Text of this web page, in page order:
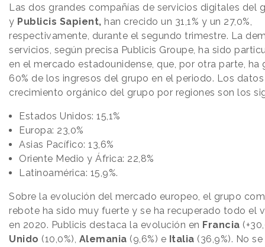
Las dos grandes compañías de servicios digitales del
y Publicis Sapient, han crecido un 31,1% y un 27,0%,
respectivamente, durante el segundo trimestre. La
servicios, según precisa Publicis Groupe, ha sido
en el mercado estadounidense, que, por otra parte, ha
60% de los ingresos del grupo en el periodo. Los
crecimiento orgánico del grupo por regiones son los
Estados Unidos: 15,1%
Europa: 23,0%
Asias Pacífico: 13,6%
Oriente Medio y África: 22,8%
Latinoamérica: 15,9%.
Sobre la evolución del mercado europeo, el grupo
rebote ha sido muy fuerte y se ha recuperado todo el
en 2020. Publicis destaca la evolución en Francia
Unido (10,0%), Alemania (9,6%) e Italia (36,9%). No